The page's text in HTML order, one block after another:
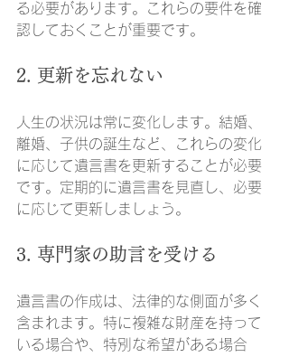
る必要があります。これらの要件を確
認しておくことが重要です。
2. 更新を忘れない
人生の状況は常に変化します。結婚、
離婚、子供の誕生など、これらの変化
に応じて遺言書を更新することが必要
です。定期的に遺言書を見直し、必要
に応じて更新しましょう。
3. 専門家の助言を受ける
遺言書の作成は、法律的な側面が多く
含まれます。特に複雑な財産を持って
いる場合や、特別な希望がある場合